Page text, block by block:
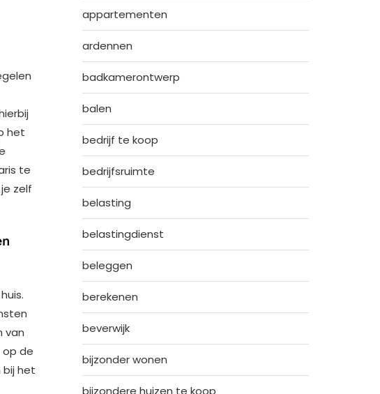
het
te
zelf
van
op de
het
appartementen
ardennen
badkamerontwerp
balen
bedrijf te koop
bedrijfsruimte
belasting
belastingdienst
beleggen
berekenen
beverwijk
bijzonder wonen
bijzondere huizen te koop